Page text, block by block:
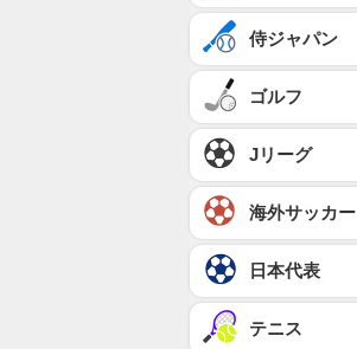
侍ジャパン
ゴルフ
Jリーグ
海外サッカー
日本代表
テニス